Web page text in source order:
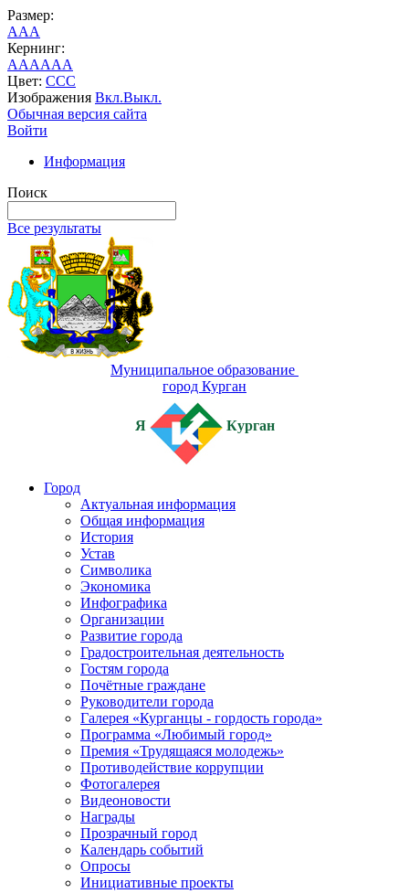
Размер:
AAA
Кернинг:
AAAAAA
Цвет: CCC
Изображения Вкл.Выкл.
Обычная версия сайта
Войти
Информация
Поиск
Все результаты
Муниципальное образование
город Курган
Я Курган
Город
Актуальная информация
Общая информация
История
Устав
Символика
Экономика
Инфографика
Организации
Развитие города
Градостроительная деятельность
Гостям города
Почётные граждане
Руководители города
Галерея «Курганцы - гордость города»
Программа «Любимый город»
Премия «Трудящаяся молодежь»
Противодействие коррупции
Фотогалерея
Видеоновости
Награды
Прозрачный город
Календарь событий
Опросы
Инициативные проекты